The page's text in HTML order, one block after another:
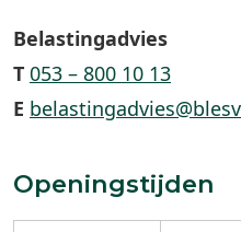
Belastingadvies
T 053 – 800 10 13
E
Openingstijden